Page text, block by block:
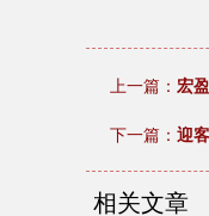
上一篇： 宏
下一篇： 迎
相关文章